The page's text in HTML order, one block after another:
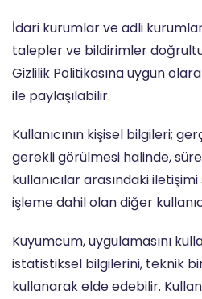
İdari kurumlar ve adli
talepler ve bildirimler
Gizlilik Politikasına uygun
ile paylaşılabilir.
Kullanıcının kişisel bilgileri;
gerekli görülmesi halinde,
kullanıcılar arasındaki
işleme dahil olan diğer
Kuyumcum, uygulamasını
istatistiksel bilgilerini, teknik
kullanarak elde edebilir.